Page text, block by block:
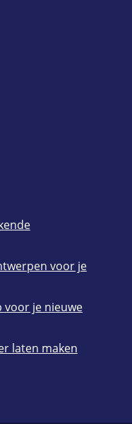
voor je
voor je nieuwe
laten maken